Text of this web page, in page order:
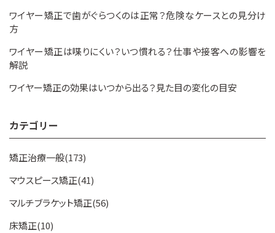
ワイヤー矯正で歯がぐらつくのは正常？危険なケースとの見分け
方
ワイヤー矯正は喋りにくい？いつ慣れる？仕事や接客への影響を
解説
ワイヤー矯正の効果はいつから出る？見た目の変化の目安
カテゴリー
矯正治療一般(173)
マウスピース矯正(41)
マルチブラケット矯正(56)
床矯正(10)